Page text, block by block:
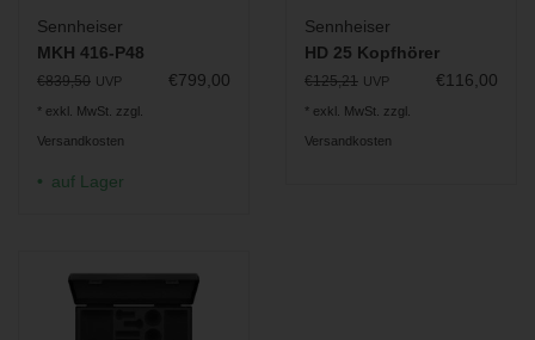
Sennheiser
MKH 416-P48
€839,50 UVP €799,00
* exkl. MwSt. zzgl.
Versandkosten
auf Lager
Sennheiser
HD 25 Kopfhörer
€125,21 UVP €116,00
* exkl. MwSt. zzgl.
Versandkosten